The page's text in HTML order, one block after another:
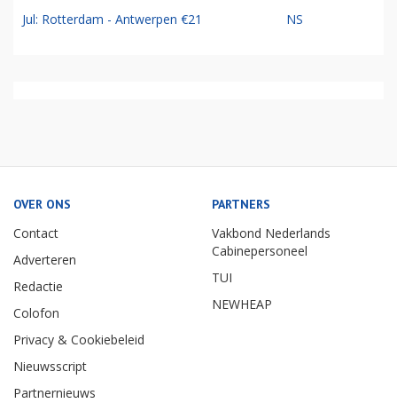
Jul: Rotterdam - Antwerpen €21 NS
OVER ONS
Contact
Adverteren
Redactie
Colofon
Privacy & Cookiebeleid
Nieuwsscript
Partnernieuws
PARTNERS
Vakbond Nederlands
Cabinepersoneel
TUI
NEWHEAP